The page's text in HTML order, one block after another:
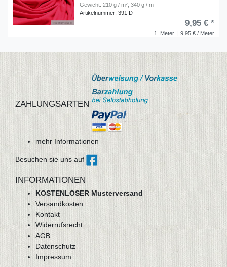
Gewicht: 210 g / m²; 340 g / m
Artikelnummer: 391 D
1 Meter | 9,95 € / Meter
9,95 € *
ZAHLUNGSARTEN
mehr Informationen
Besuchen sie uns auf
INFORMATIONEN
KOSTENLOSER Musterversand
Versandkosten
Kontakt
Widerrufsrecht
AGB
Datenschutz
Impressum